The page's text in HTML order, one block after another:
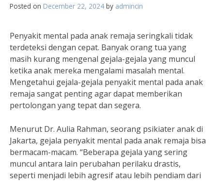
Posted on December 22, 2024 by admincin
Penyakit mental pada anak remaja seringkali tidak
terdeteksi dengan cepat. Banyak orang tua yang
masih kurang mengenal gejala-gejala yang muncul
ketika anak mereka mengalami masalah mental.
Mengetahui gejala-gejala penyakit mental pada anak
remaja sangat penting agar dapat memberikan
pertolongan yang tepat dan segera.
Menurut Dr. Aulia Rahman, seorang psikiater anak di
Jakarta, gejala penyakit mental pada anak remaja bisa
bermacam-macam. “Beberapa gejala yang sering
muncul antara lain perubahan perilaku drastis,
seperti menjadi lebih agresif atau lebih pendiam dari